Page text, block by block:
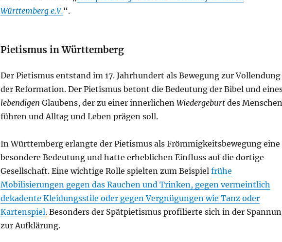
Württemberg e.V.“.
Pietismus in Württemberg
Der Pietismus entstand im 17. Jahrhundert als Bewegung zur Vollendung
der Reformation. Der Pietismus betont die Bedeutung der Bibel und
lebendigen Glaubens, der zu einer innerlichen Wiedergeburt des Menschen
führen und Alltag und Leben prägen soll.
In Württemberg erlangte der Pietismus als Frömmigkeitsbewegung eine
besondere Bedeutung und hatte erheblichen Einfluss auf die dortige
Gesellschaft. Eine wichtige Rolle spielten zum Beispiel frühe
Mobilisierungen gegen das Rauchen und Trinken, gegen vermeintlich
dekadente Kleidungsstile oder gegen Vergnügungen wie Tanz oder
Kartenspiel. Besonders der Spätpietismus profilierte sich in der
zur Aufklärung.